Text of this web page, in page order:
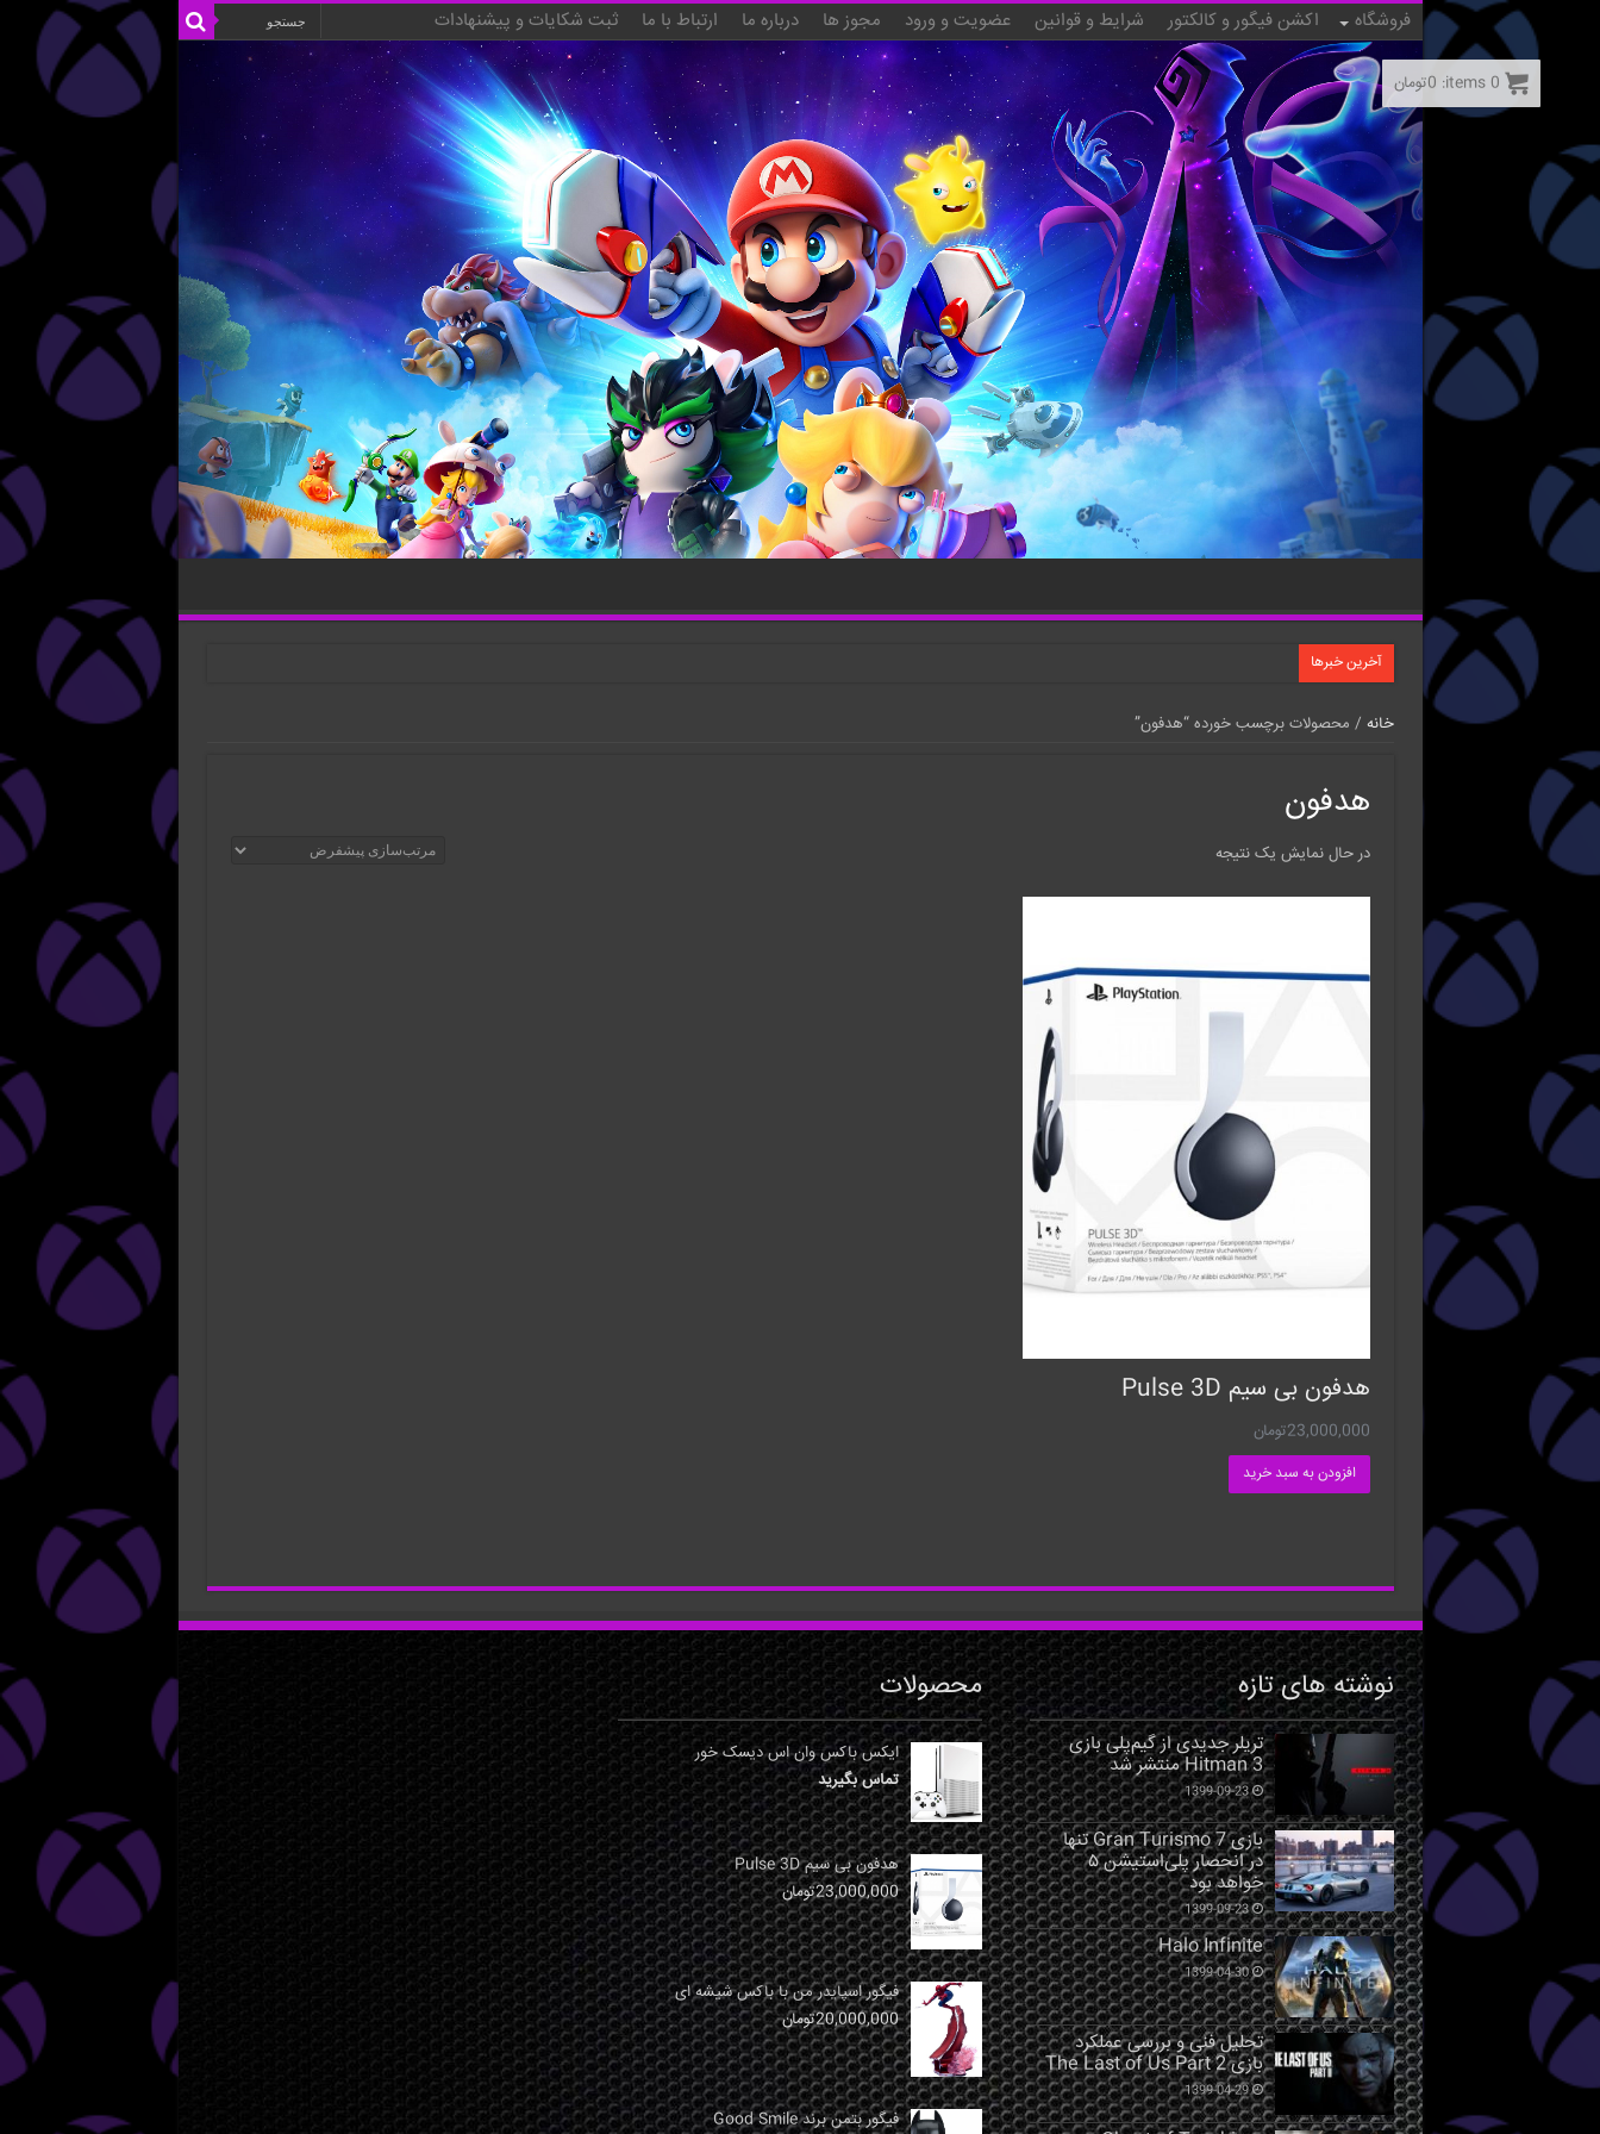
فروشگاه اکشن فیگور و کالکتور شرایط و قوانین عضویت و ورود مجوز ها درباره ما ارتباط با ما ثبت شکایات و پیشنهادات
آخرین خبرها
خانه / محصولات برچسب خورده “هدفون”
هدفون
در حال نمایش یک نتیجه
هدفون بی سیم Pulse 3D
23,000,000تومان
افزودن به سبد خرید
نوشته های تازه
تریلر جدیدی از گیم‌پلی بازی
Hitman 3 منتشر شد
1399-09-23
بازی Gran Turismo 7 تنها
در انحصار پلی‌استیشن ۵
خواهد بود
1399-09-23
Halo Infinite
1399-04-30
تحلیل فنی و بررسی عملکرد
بازی The Last of Us Part 2
1399-04-29
محصولات
ایکس باکس وان اس دیسک خور
تماس بگیرید
هدفون بی سیم Pulse 3D
23,000,000تومان
فیگور اسپایدر من با باکس شیشه ای
20,000,000تومان
فیگور بتمن برند Good Smile
0
items:
0تومان